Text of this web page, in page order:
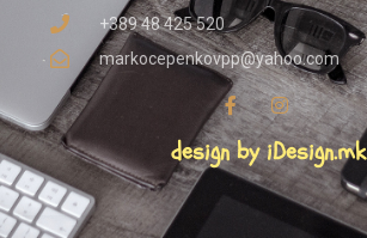
+389 48 425 520
markocepenkovpp@yahoo.com
design by iDesign.mk